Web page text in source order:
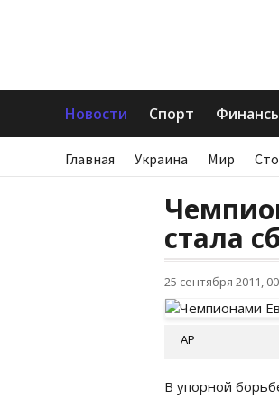
Новости Спорт
Главная Украина Мир
стала
25 сентября 2011,
АР
В упорной